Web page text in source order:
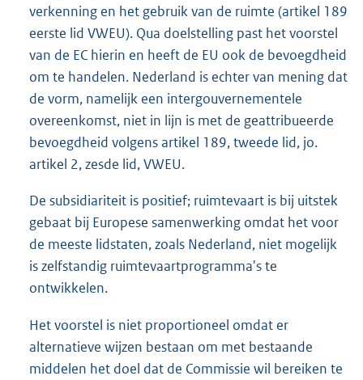
verkenning en het gebruik van de ruimte (artikel 189
eerste lid VWEU). Qua doelstelling past het voorstel
van de EC hierin en heeft de EU ook de bevoegdheid
om te handelen. Nederland is echter van mening dat
de vorm, namelijk een intergouvernementele
overeenkomst, niet in lijn is met de geattribueerde
bevoegdheid volgens artikel 189, tweede lid, jo.
artikel 2, zesde lid, VWEU.
De subsidiariteit is positief; ruimtevaart is bij uitstek
gebaat bij Europese samenwerking omdat het voor
de meeste lidstaten, zoals Nederland, niet mogelijk
is zelfstandig ruimtevaartprogramma's te
ontwikkelen.
Het voorstel is niet proportioneel omdat er
alternatieve wijzen bestaan om met bestaande
middelen het doel dat de Commissie wil bereiken te